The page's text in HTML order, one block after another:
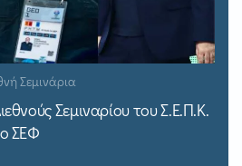
Σεμινάρια
Σεμιναρίου του Σ.Ε.Π.Κ.
ΣΕΦ